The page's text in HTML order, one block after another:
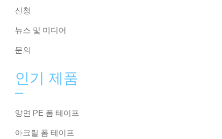
신청
뉴스 및 미디어
문의
인기 제품
양면 PE 폼 테이프
아크릴 폼 테이프